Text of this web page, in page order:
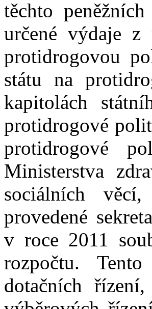
těchto
určené výdaje z
protidrogovou
státu na
kapitolách
protidrogové
protidrogové
Ministerstva
sociálních
provedené
v roce 2011
rozpočtu.
dotačních